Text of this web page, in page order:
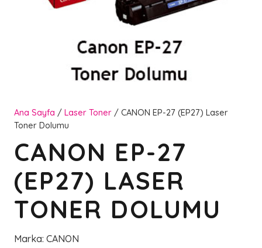
Ana Sayfa / Laser Toner / CANON EP-27 (EP27) Laser
Toner Dolumu
CANON EP-27
(EP27) LASER
TONER DOLUMU
Marka: CANON